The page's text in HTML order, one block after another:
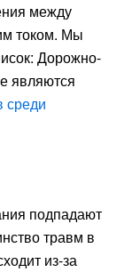
между
током. Мы
Дорожно-
являются
среди
подпадают
травм в
из-за